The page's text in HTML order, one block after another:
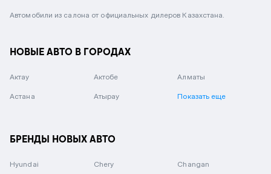
Автомобили из салона от официальных дилеров Казахстана.
НОВЫЕ АВТО В ГОРОДАХ
Актау Актобе Алматы
Астана Атырау Показать еще
БРЕНДЫ НОВЫХ АВТО
Hyundai Chery Changan